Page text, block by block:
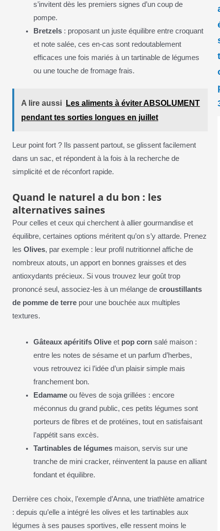
s’invitent dès les premiers signes d’un coup de
pompe.
Bretzels : proposant un juste équilibre entre croquant
et note salée, ces en-cas sont redoutablement
efficaces une fois mariés à un tartinable de légumes
ou une touche de fromage frais.
A lire aussi
Les aliments à éviter ABSOLUMENT
pendant tes sorties longues en juillet
Leur point fort ? Ils passent partout, se glissent facilement
dans un sac, et répondent à la fois à la recherche de
simplicité et de réconfort rapide.
Quand le naturel a du bon : les
alternatives saines
Pour celles et ceux qui cherchent à allier gourmandise et
équilibre, certaines options méritent qu’on s’y attarde. Prenez
les Olives, par exemple : leur profil nutritionnel affiche de
nombreux atouts, un apport en bonnes graisses et des
antioxydants précieux. Si vous trouvez leur goût trop
prononcé seul, associez-les à un mélange de croustillants
de pomme de terrepour une bouchée aux multiples
textures.
Gâteaux apéritifs Olive et pop corn salé maison :
entre les notes de sésame et un parfum d’herbes,
vous retrouvez ici l’idée d’un plaisir simple mais
franchement bon.
Edamame ou fèves de soja grillées : encore
méconnus du grand public, ces petits légumes sont
porteurs de fibres et de protéines, tout en satisfaisant
l’appétit sans excès.
Tartinables de légumes maison, servis sur une
tranche de mini cracker, réinventent la pause en alliant
fondant et équilibre.
Derrière ces choix, l’exemple d’Anna, une triathlète amatrice
: depuis qu’elle a intégré les olives et les tartinables aux
légumes à ses pauses sportives, elle ressent moins le